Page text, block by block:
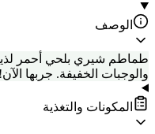
الوصف
طماطم شيري بلحي أحمر
والوجبات الخفيفة. جربها الآن!
المكونات والتغذية